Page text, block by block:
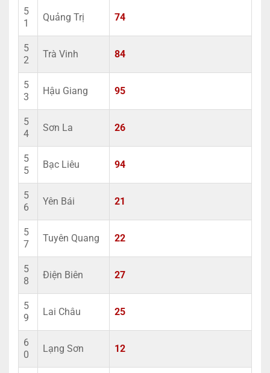
5
1
Quảng Trị 74
5
2
Trà Vinh 84
5
3
Hậu Giang 95
5
4
Sơn La 26
5
5
Bạc Liêu 94
5
6
Yên Bái 21
5
7
Tuyên Quang 22
5
8
Điện Biên 27
5
9
Lai Châu 25
6
0
Lạng Sơn 12